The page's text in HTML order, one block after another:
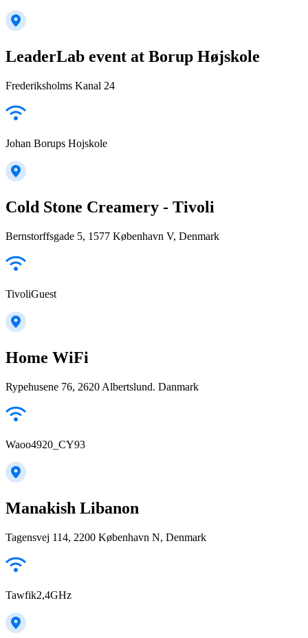
LeaderLab event at Borup Højskole
Frederiksholms Kanal 24
Johan Borups Hojskole
Cold Stone Creamery - Tivoli
Bernstorffsgade 5, 1577 København V, Denmark
TivoliGuest
Home WiFi
Rypehusene 76, 2620 Albertslund. Danmark
Waoo4920_CY93
Manakish Libanon
Tagensvej 114, 2200 København N, Denmark
Tawfik2,4GHz